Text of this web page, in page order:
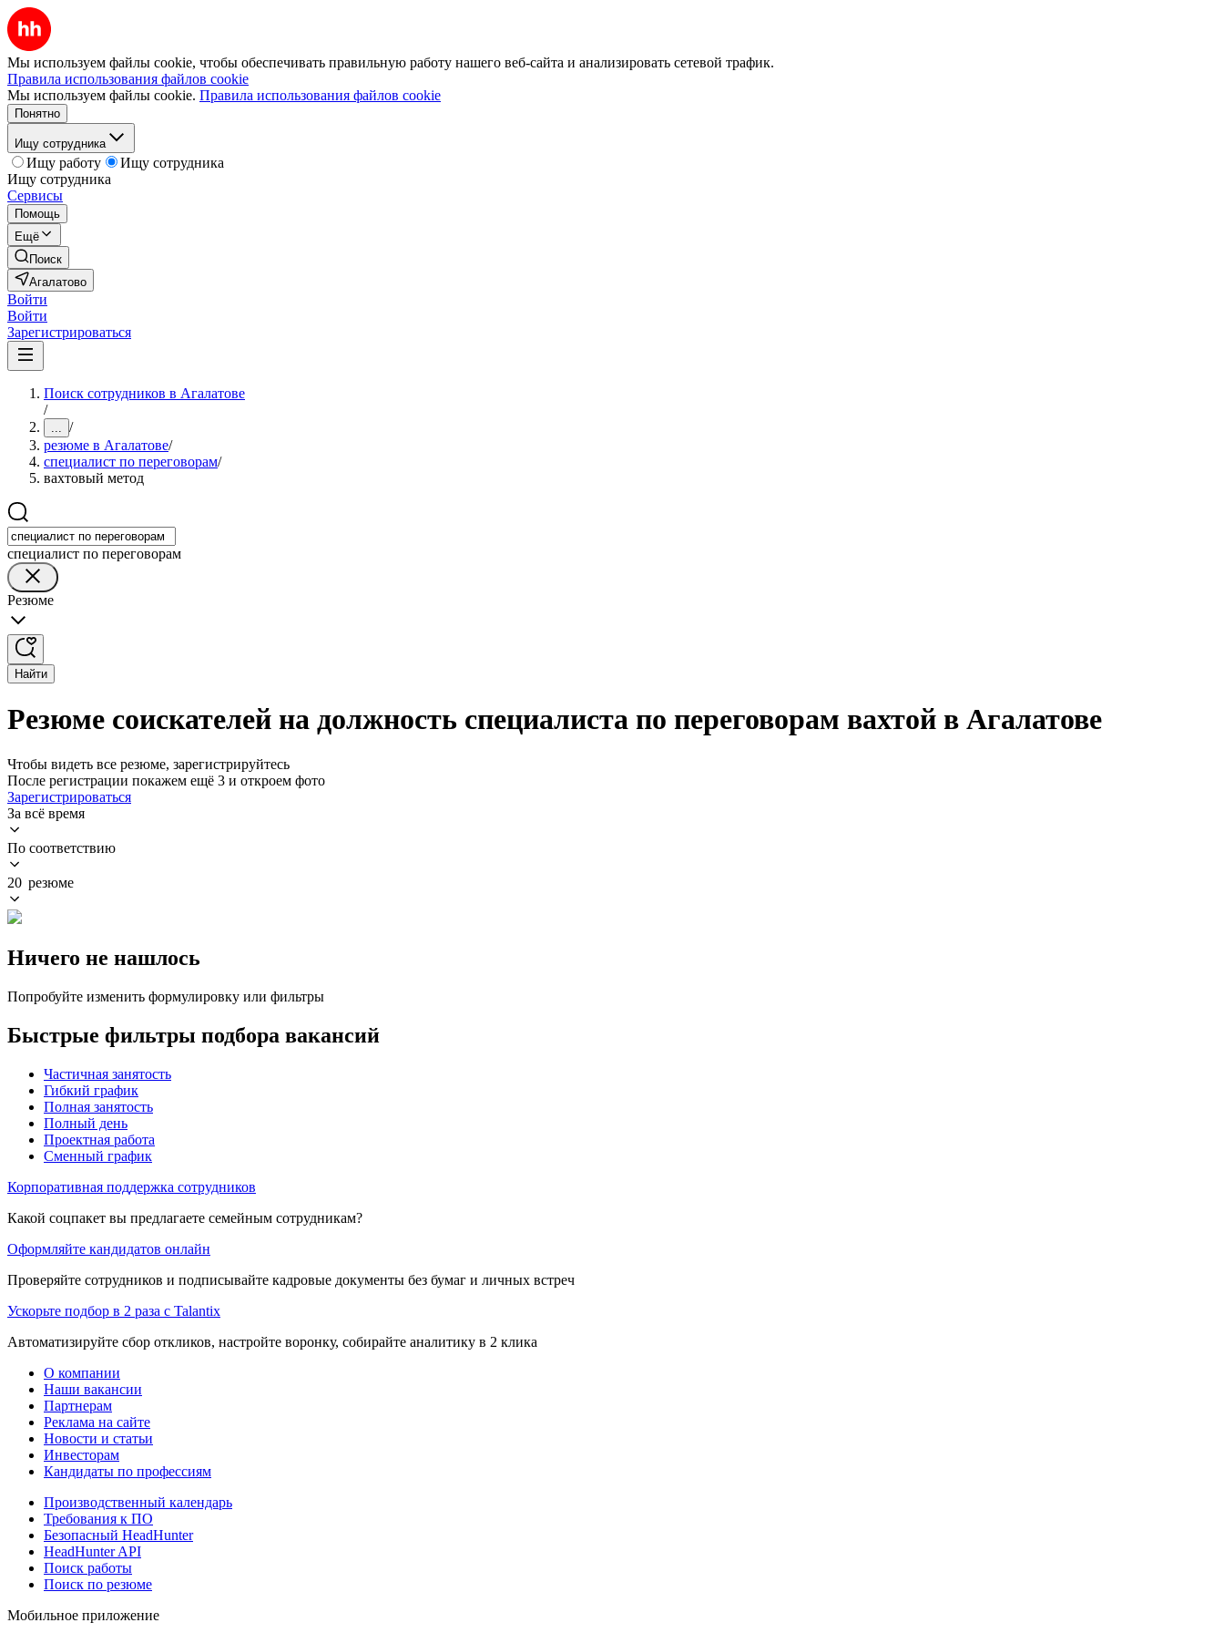
Мы используем файлы cookie, чтобы обеспечивать правильную работу нашего веб-сайта и анализировать сетевой трафик.
Правила использования файлов cookie
Мы используем файлы cookie. Правила использования файлов cookie
Понятно
Ищу сотрудника
Ищу работу
Ищу сотрудника
Ищу сотрудника
Сервисы
Помощь
Ещё
Поиск
Агалатово
Войти
Войти
Зарегистрироваться
Поиск сотрудников в Агалатове
/
... /
резюме в Агалатове/
специалист по переговорам/
вахтовый метод
специалист по переговорам
Резюме
Найти
Резюме соискателей на должность специалиста по переговорам вахтой в Агалатове
Чтобы видеть все резюме, зарегистрируйтесь
После регистрации покажем ещё 3 и откроем фото
Зарегистрироваться
За всё время
По соответствию
20 резюме
Ничего не нашлось
Попробуйте изменить формулировку или фильтры
Быстрые фильтры подбора вакансий
Частичная занятость
Гибкий график
Полная занятость
Полный день
Проектная работа
Сменный график
Корпоративная поддержка сотрудников
Какой соцпакет вы предлагаете семейным сотрудникам?
Оформляйте кандидатов онлайн
Проверяйте сотрудников и подписывайте кадровые документы без бумаг и личных встреч
Ускорьте подбор в 2 раза с Talantix
Автоматизируйте сбор откликов, настройте воронку, собирайте аналитику в 2 клика
О компании
Наши вакансии
Партнерам
Реклама на сайте
Новости и статьи
Инвесторам
Кандидаты по профессиям
Производственный календарь
Требования к ПО
Безопасный HeadHunter
HeadHunter API
Поиск работы
Поиск по резюме
Мобильное приложение